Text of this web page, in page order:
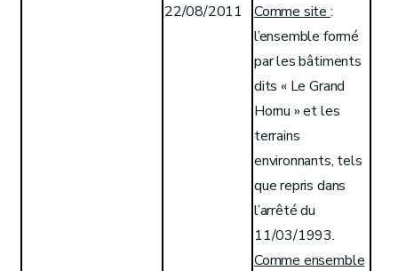
22/08/2011
Comme site :
l’ensemble formé
par les bâtiments
dits « Le Grand
Hornu » et les
terrains
environnants, tels
que repris dans
l’arrêté du
11/03/1993.
Comme ensemble